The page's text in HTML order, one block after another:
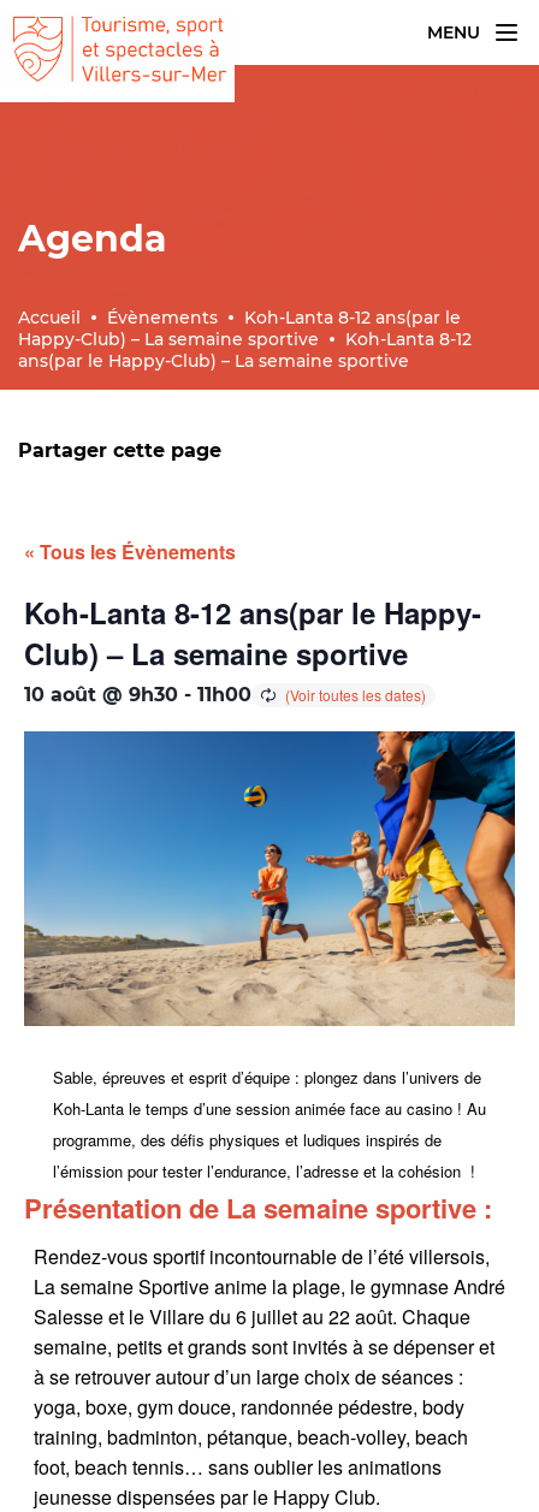
MENU
Accueil Évènements
Koh-Lanta 8-12 ans(par le
Happy-Club) – La semaine sportive
Koh-Lanta 8-12
ans(par le Happy-Club) – La semaine sportive
Agenda
Partager cette page
« Tous les Évènements
Koh-Lanta 8-12 ans(par le Happy-
Club) – La semaine sportive
10 août @ 9h30 - 11h00
Sable, épreuves et esprit d’équipe : plongez dans l’univers de
Koh-Lanta le temps d’une session animée face au casino ! Au
programme, des défis physiques et ludiques inspirés de
l’émission pour tester l’endurance, l’adresse et la cohésion !
Présentation de La semaine sportive :
Rendez-vous sportif incontournable de l’été villersois,
La semaine Sportive anime la plage, le gymnase André
Salesse et le Villare du 6 juillet au 22 août. Chaque
semaine, petits et grands sont invités à se dépenser et
à se retrouver autour d’un large choix de séances :
yoga, boxe, gym douce, randonnée pédestre, body
training, badminton, pétanque, beach-volley, beach
foot, beach tennis… sans oublier les animations
jeunesse dispensées par le Happy Club.